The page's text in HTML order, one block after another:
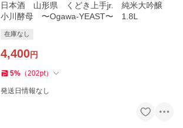
日本酒 山形県 くどき上手jr. 純米大吟醸
小川酵母 〜Ogawa-YEAST〜 1.8L
在庫なし
4,400円
5% （202pt）
発送日情報なし